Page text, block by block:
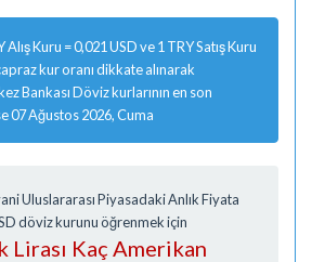
Kuru = 0,021 USD ve 1 TRY Satış Kuru
kur oranı dikkate alınarak
Bankası Döviz kurlarının en son
07 Ağustos 2026, Cuma
Uluslararası Piyasadaki Anlık Fiyata
döviz kurunu öğrenmek için
Lirası Kaç Amerikan